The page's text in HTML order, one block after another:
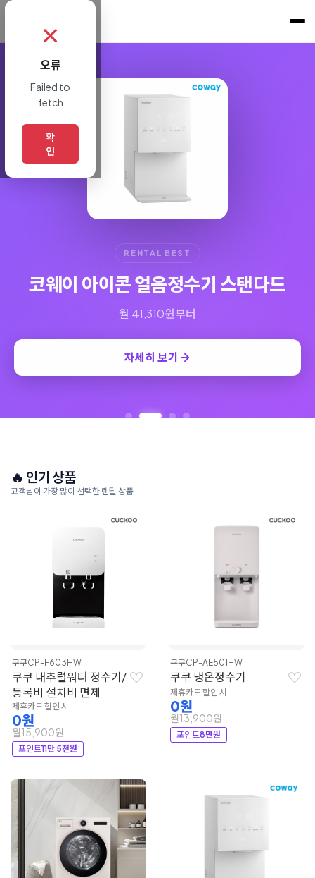
RENTAL BEST
코웨이 아이콘 얼음정수기 스탠다드
월 41,310원부터
자세히 보기
🔥 인기 상품
고객님이 가장 많이 선택한 렌탈 상품
쿠쿠CP-F603HW
쿠쿠 내추럴워터 정수기/
등록비 설치비 면제
제휴카드 할인 시
0원
월15,900원
포인트11만 5천원
쿠쿠CP-AE501HW
쿠쿠 냉온정수기
제휴카드 할인 시
0원
월13,900원
포인트8만원
✗
오류
Failed to
fetch
확
인